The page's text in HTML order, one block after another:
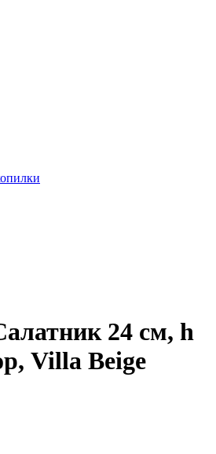
24 см, h
Villa Beige